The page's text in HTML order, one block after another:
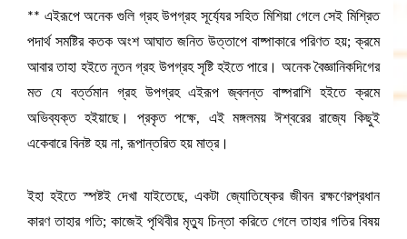
** এইরূপে অনেক গুলি গ্রহ উপগ্রহ সূর্য্যের সহিত মিশিয়া গেলে সেই মিশ্রিত
পদার্থ সমষ্টির কতক অংশ আঘাত জনিত উত্তাপে বাষ্পাকারে পরিণত হয়; ক্রমে
আবার তাহা হইতে নূতন গ্রহ উপগ্রহ সৃষ্টি হইতে পারে। অনেক বৈজ্ঞানিকদিগের
মত যে বর্ত্তমান গ্রহ উপগ্রহ এইরূপ জ্বলন্ত বাষ্পরাশি হইতে ক্রমে
অভিব্যক্ত হইয়াছে। প্রকৃত পক্ষে, এই মঙ্গলময় ঈশ্বরের রাজ্যে কিছুই
একেবারে বিনষ্ট হয় না, রূপান্তরিত হয় মাত্র।
ইহা হইতে স্পষ্টই দেখা যাইতেছে, একটা জ্যোতিষ্কের জীবন রক্ষণেরপ্রধান
কারণ তাহার গতি; কাজেই পৃথিবীর মৃত্যু চিন্তা করিতে গেলে তাহার গতির বিষয়